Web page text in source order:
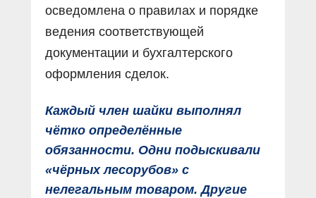
осведомлена о правилах и порядке
ведения соответствующей
документации и бухгалтерского
оформления сделок.
Каждый член шайки выполнял
чётко определённые
обязанности. Одни подыскивали
«чёрных лесорубов» с
нелегальным товаром. Другие